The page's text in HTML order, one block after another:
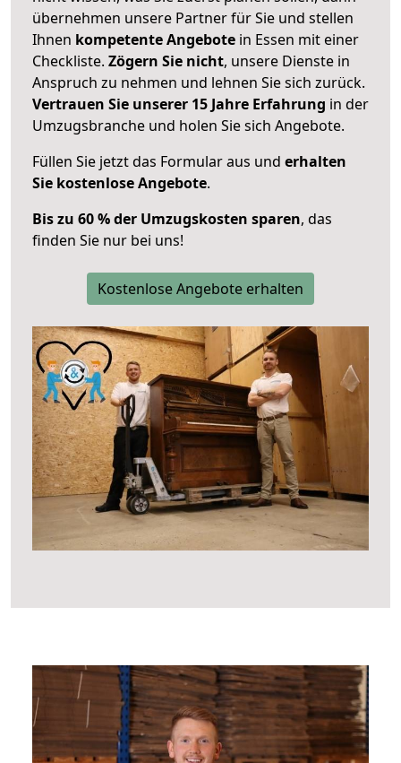
übernehmen unsere Partner für Sie und stellen
Ihnen kompetente Angebote in Essen mit einer
Checkliste. Zögern Sie nicht, unsere Dienste in
Anspruch zu nehmen und lehnen Sie sich zurück.
Vertrauen Sie unserer 15 Jahre Erfahrung in der
Umzugsbranche und holen Sie sich Angebote.
Füllen Sie jetzt das Formular aus und erhalten
Sie kostenlose Angebote.
Bis zu 60 % der Umzugskosten sparen, das
finden Sie nur bei uns!
Kostenlose Angebote erhalten